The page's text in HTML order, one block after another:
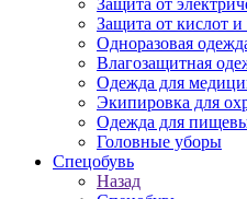
Защита от
Защита от кислот
Одноразовая
Влагозащитная
Одежда для
Экипировка для
Одежда для
Головные уборы
Спецобувь
Назад